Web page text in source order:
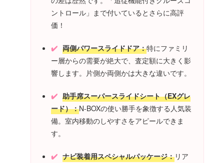
ントロール」まで付いているとさらに高評
価！
両側パワースライドドア：特にファミリ
ー層からの需要が絶大で、査定額に大きく影
響します。片側か両側かは大きな違いです。
助手席スーパースライドシート（EXグレ
ード）：N-BOXの使い勝手を象徴する人気装
備。室内移動のしやすさをアピールできま
す。
ナビ装着用スペシャルパッケージ：リア